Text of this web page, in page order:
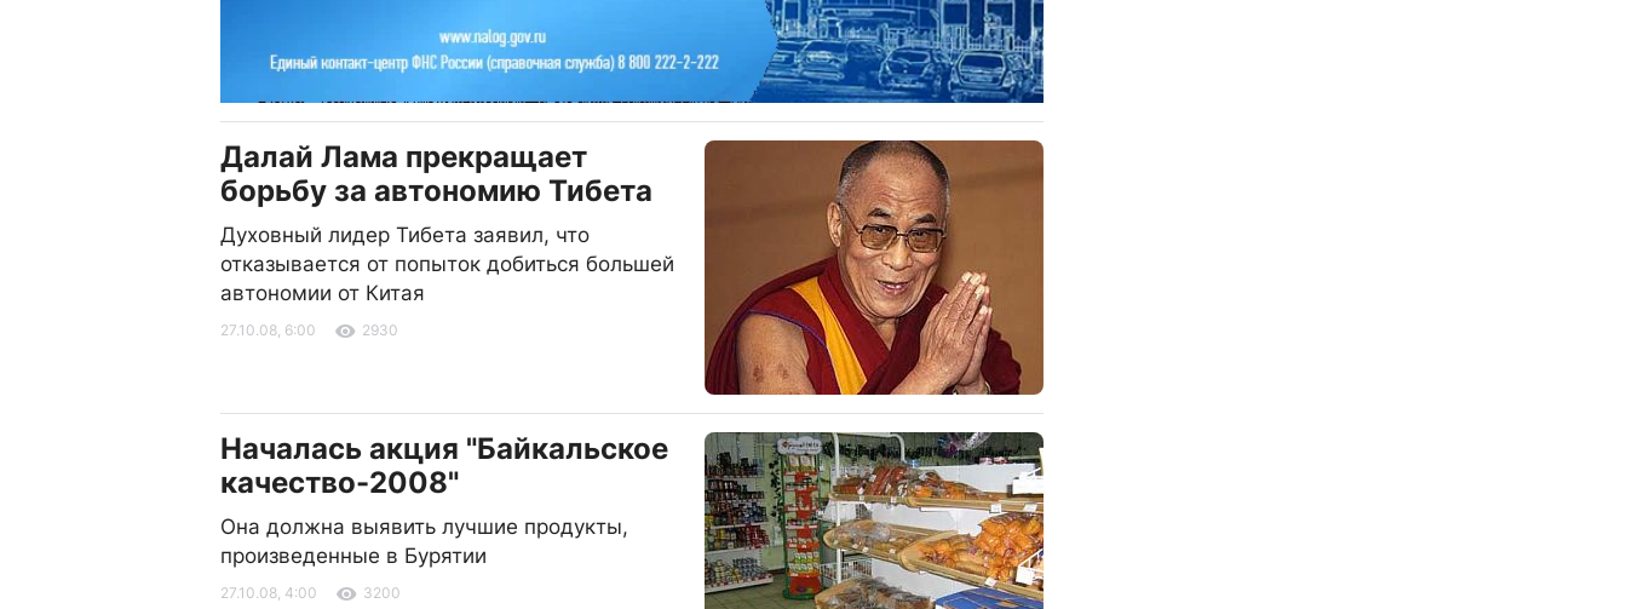
Далай Лама прекращает
борьбу за автономию Тибета
Духовный лидер Тибета заявил, что
отказывается от попыток добиться большей
автономии от Китая
27.10.08, 6:00 2930
Началась акция "Байкальское
качество-2008"
Она должна выявить лучшие продукты,
произведенные в Бурятии
27.10.08, 4:00 3200